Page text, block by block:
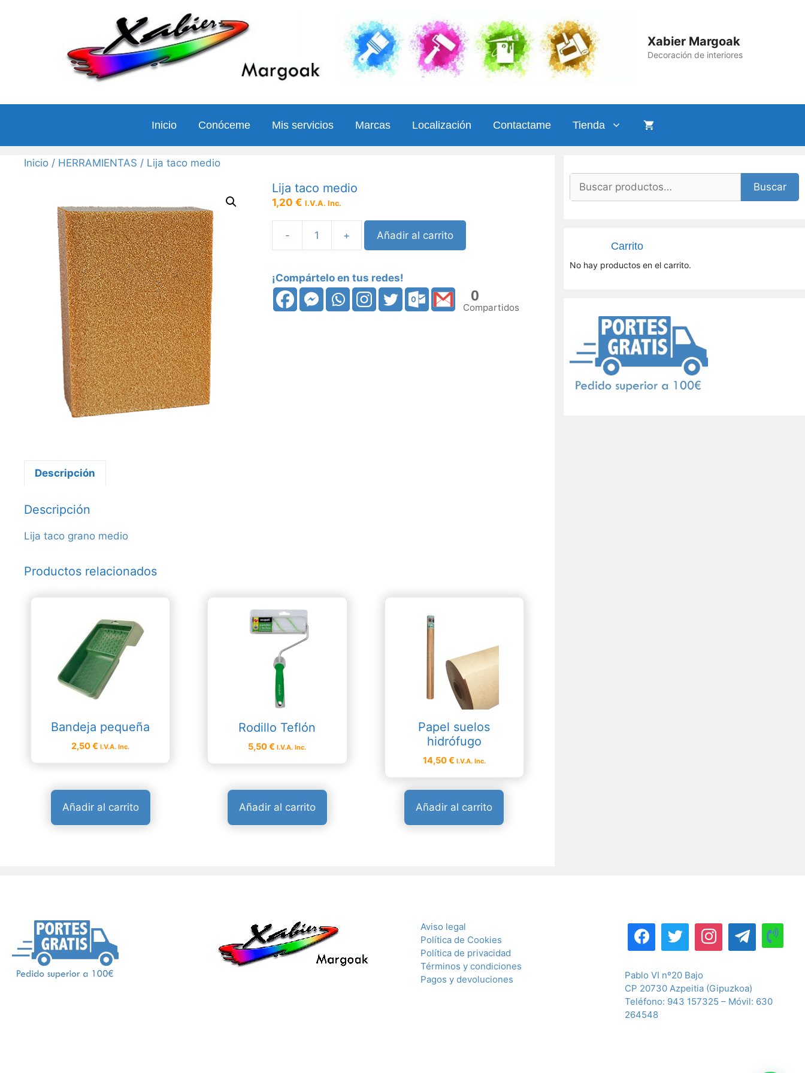
Xabier Margoak
Decoración de interiores
Inicio Conóceme Mis servicios Marcas Localización Contactame Tienda
Inicio / HERRAMIENTAS / Lija taco medio
Lija taco medio
1,20€ I.V.A. Inc.
-
medio
cantidad
+ Añadir al carrito
¡Compártelo en tus redes!
0
Compartidos
Descripción
Descripción
Lija taco grano medio
Productos relacionados
Bandeja pequeña
2,50€ I.V.A. Inc.
Añadir al carrito
Rodillo Teflón
5,50€ I.V.A. Inc.
Añadir al carrito
Papel suelos
hidrófugo
14,50€ I.V.A. Inc.
Añadir al carrito
por:
Buscar
Carrito
No hay productos en el carrito.
Aviso legal
Política de Cookies
Política de privacidad
Términos y condiciones
Pagos y devoluciones
Pablo VI nº20 Bajo
CP 20730 Azpeitia (Gipuzkoa)
Teléfono: 943 157325 – Móvil: 630
264548